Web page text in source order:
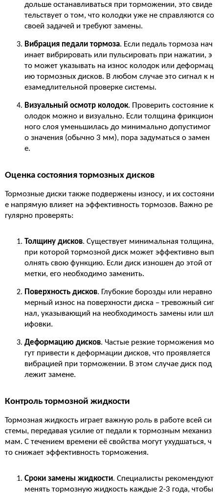
дольше останавливаться при торможении, это свиде
тельствует о том, что колодки уже не справляются со
своей задачей и требуют замены.
Вибрация педали тормоза. Если педаль тормоза нач
инает вибрировать или пульсировать при нажатии, э
то может указывать на износ колодок или деформац
ию тормозных дисков. В любом случае это сигнал к н
езамедлительной проверке системы.
Визуальный осмотр колодок. Проверить состояние к
олодок можно и визуально. Если толщина фрикцион
ного слоя уменьшилась до минимально допустимог
о значения (обычно 3 мм), пора задуматься о замен
е.
Оценка состояния тормозных дисков
Тормозные диски также подвержены износу, и их состояни
е напрямую влияет на эффективность тормозов. Важно ре
гулярно проверять:
Толщину дисков. Существует минимальная толщина,
при которой тормозной диск может эффективно вып
олнять свою функцию. Если диск изношен до этой от
метки, его необходимо заменить.
Поверхность дисков. Глубокие борозды или неравно
мерный износ на поверхности диска – тревожный сиг
нал, указывающий на необходимость замены или шл
ифовки.
Деформацию дисков. Частые резкие торможения мо
гут привести к деформации дисков, что проявляется
вибрацией при торможении. В этом случае диск под
лежит замене.
Контроль тормозной жидкости
Тормозная жидкость играет важную роль в работе всей си
стемы, передавая усилие от педали к тормозным механиз
мам. С течением времени её свойства могут ухудшаться, ч
то снижает эффективность торможения.
Сроки замены жидкости. Специалисты рекомендуют
менять тормозную жидкость каждые 2-3 года, чтобы